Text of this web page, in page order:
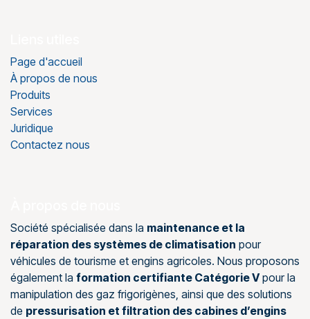
Page d'accueil
À propos de nous
Produits
Services
Juridique
Contactez nous
Société spécialisée dans la maintenance et la
réparation des systèmes de climatisation pour
véhicules de tourisme et engins agricoles. Nous proposons
également la formation certifiante Catégorie Vpour la
manipulation des gaz frigorigènes, ainsi que des solutions
de pressurisation et filtration des cabines d’engins